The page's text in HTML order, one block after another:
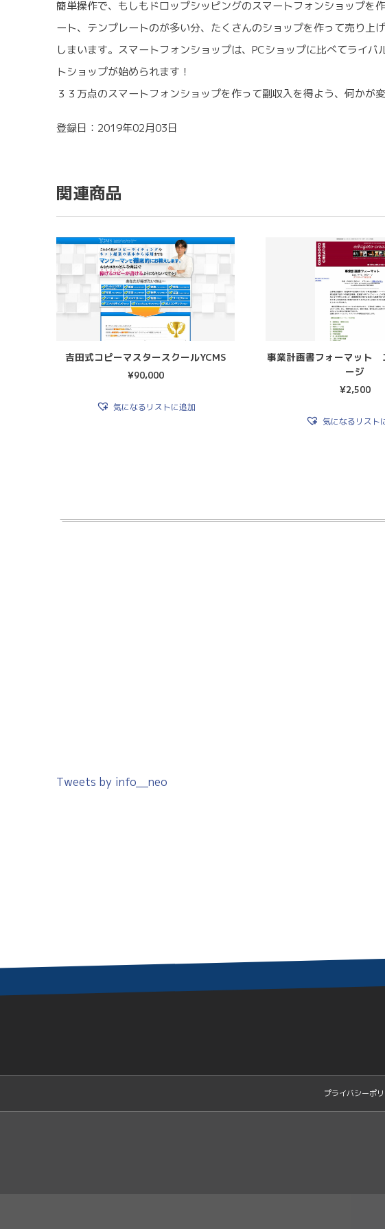
簡単操作で、もしもドロップシッピングのスマートフォンショップ
ート、テンプレートのが多い分、たくさんのショップを作って売り上
しまいます。スマートフォンショップは、PCショップに比べてライ
トショップが始められます！
３３万点のスマートフォンショップを作って副収入を得よう、何かが
登録日：2019年02月03日
関連商品
吉田式コピーマスタースクールYCMS
¥90,000
気になるリストに追加
事業計画書フォーマット
ージ
¥2,500
気になるリスト
Tweets by info__neo
プライバシーポ